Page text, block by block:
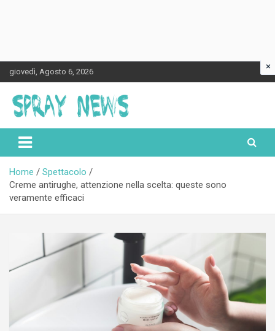
Skip
to
content
giovedì, Agosto 6, 2026
Spraynews.it
Home
Spettacolo
Creme antirughe, attenzione nella scelta: queste sono
veramente efficaci
×